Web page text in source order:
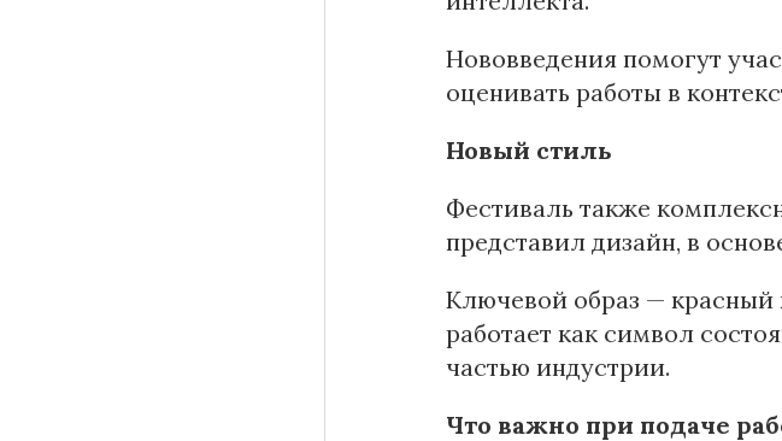
Нововведения помогут
оценивать работы в
Новый стиль
Фестиваль также
представил дизайн, в
Ключевой образ — красный
работает как символ
частью индустрии.
Что важно при подаче